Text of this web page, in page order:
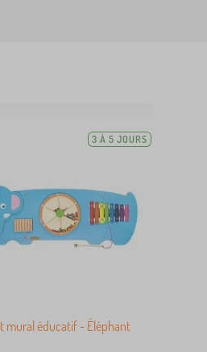
3 À 5 JOURS
mural éducatif - Éléphant